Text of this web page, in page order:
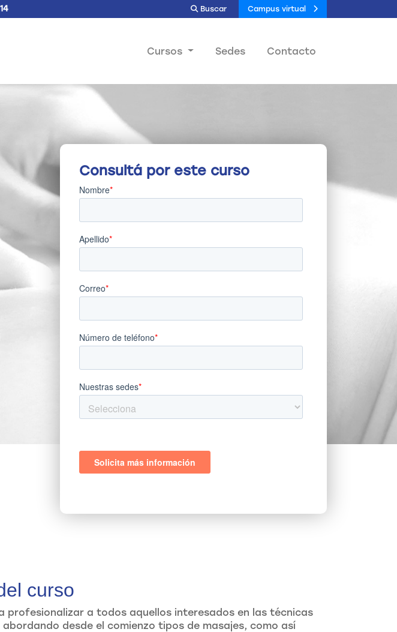
Buscar Campus virtual
Cursos Sedes Contacto
Consultá por este curso
curso
profesionalizar a todos aquellos interesados en las técnicas
desde el comienzo tipos de masajes, como así